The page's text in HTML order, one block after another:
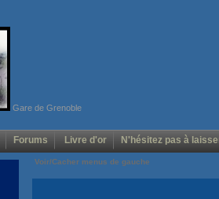
Gare de Grenoble
Forums Livre d'or N'hésitez pas à
Voir/Cacher menus de gauche